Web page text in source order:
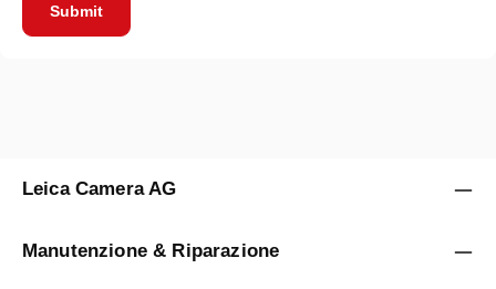
Submit
Leica Camera AG
Manutenzione & Riparazione